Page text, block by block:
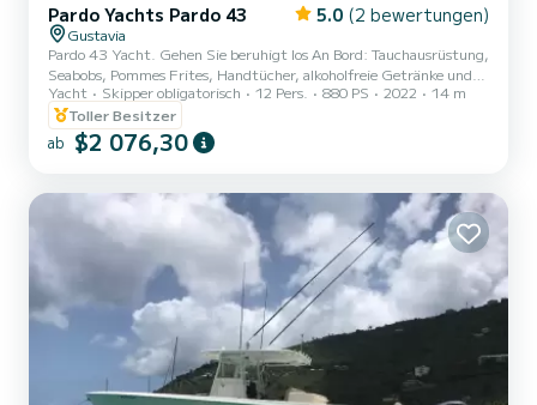
Pardo Yachts Pardo 43 5.0 (2 bewertungen)
Gustavia
Pardo 43 Yacht. Gehen Sie beruhigt los An Bord: Tauchausrüstung,
Seabobs, Pommes Frites, Handtücher, alkoholfreie Getränke und
Alkohol
Yacht Skipper obligatorisch 12 Pers. 880 PS 2022
14 m
Toller Besitzer
ab $2 076,30